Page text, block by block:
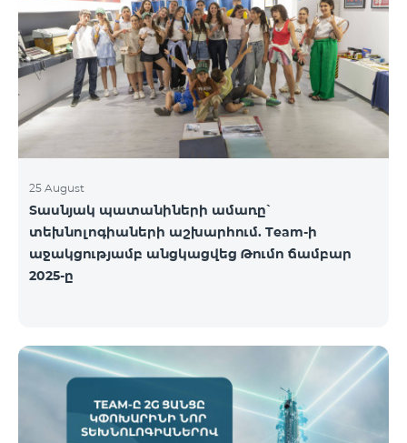
25 August
Տասնյակ պատանիների ամառը՝
տեխնոլոգիաների աշխարհում. Team-ի
աջակցությամբ անցկացվեց Թումո ճամբար
2025-ը